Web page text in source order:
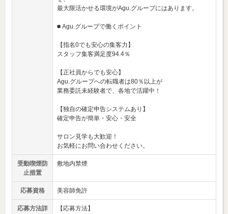
最大限活かせる環境がAgu.グループにはあります。
■ Agu.グループで働くポイント
【指名0でも安心の集客力】
スタッフ集客満足度94.4％
【正社員からでも安心】
Agu.グループへの転職者は80％以上が
業務委託未経験者で、各地で活躍中！
【独自の確定申告システムあり】
確定申告が簡単・安心・安全
サロン見学も大歓迎！
お気軽にお問い合わせください。
受動喫煙防
止措置
敷地内禁煙
応募資格 美容師免許
応募方法詳
【応募方法】